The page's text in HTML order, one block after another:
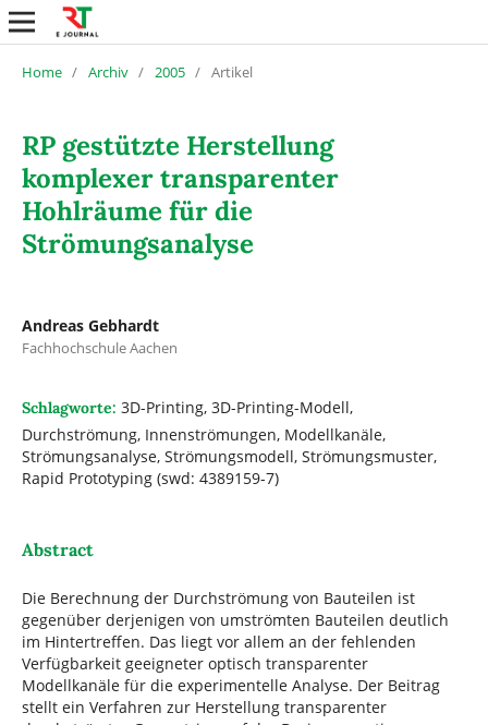
Home / Archiv / 2005 / Artikel
RP gestützte Herstellung
komplexer transparenter
Hohlräume für die
Strömungsanalyse
Andreas Gebhardt
Fachhochschule Aachen
Schlagworte: 3D-Printing, 3D-Printing-Modell,
Durchströmung, Innenströmungen, Modellkanäle,
Strömungsanalyse, Strömungsmodell, Strömungsmuster,
Rapid Prototyping (swd: 4389159-7)
Abstract
Die Berechnung der Durchströmung von Bauteilen ist
gegenüber derjenigen von umströmten Bauteilen deutlich
im Hintertreffen. Das liegt vor allem an der fehlenden
Verfügbarkeit geeigneter optisch transparenter
Modellkanäle für die experimentelle Analyse. Der Beitrag
stellt ein Verfahren zur Herstellung transparenter